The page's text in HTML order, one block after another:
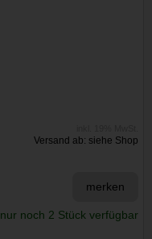
Versand ab: siehe Shop
merken
nur noch 2 Stück verfügbar